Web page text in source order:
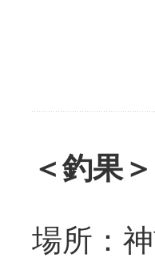
＜釣果＞
場所：